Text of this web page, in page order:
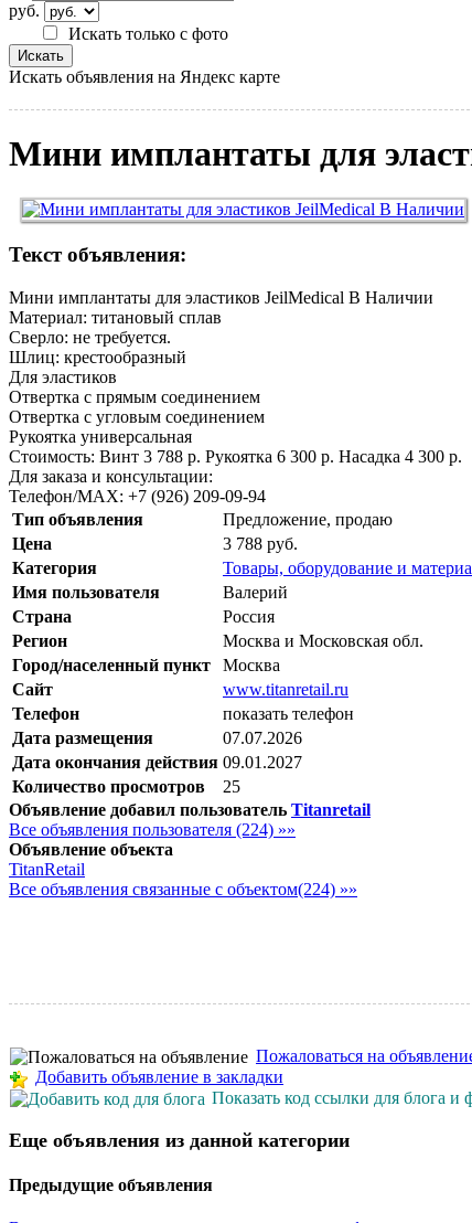
руб.
Искать только с фото
Искать объявления на Яндекс карте
Мини имплантаты для
Текст объявления:
Мини имплантаты для эластиков JeilMedical В Наличии
Материал: титановый сплав
Сверло: не требуется.
Шлиц: крестообразный
Для эластиков
Отвертка с прямым соединением
Отвертка с угловым соединением
Рукоятка универсальная
Стоимость: Винт 3 788 р. Рукоятка 6 300 р. Насадка 4 300 р.
Для заказа и консультации:
Телефон/МАХ: +7 (926) 209-09-94
Тип объявления
Предложение, продаю
Цена
3 788 руб.
Категория
Товары, оборудование и
Имя пользователя
Валерий
Страна
Россия
Регион
Москва и Московская обл.
Город/населенный пункт
Москва
Сайт
www.titanretail.ru
Телефон
показать телефон
Дата размещения
07.07.2026
Дата окончания действия 09.01.2027
Количество просмотров
25
Объявление добавил пользователь Titanretail
Все объявления пользователя (224) »»
Объявление объекта
TitanRetail
Все объявления связанные с объектом(224) »»
Пожаловаться на
Добавить объявление в закладки
Показать код ссылки для блога и
Еще объявления из данной категории
Предыдущие объявления